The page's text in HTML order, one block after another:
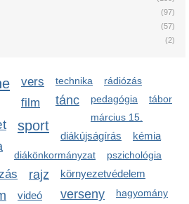
(97)
(57)
(2)
vers technika rádiózás
tánc pedagógia tábor
film
március 15.
sport
diákújságírás
diákönkormányzat
pszichológia
rajz környezetvédelem
kémia
verseny hagyomány
videó